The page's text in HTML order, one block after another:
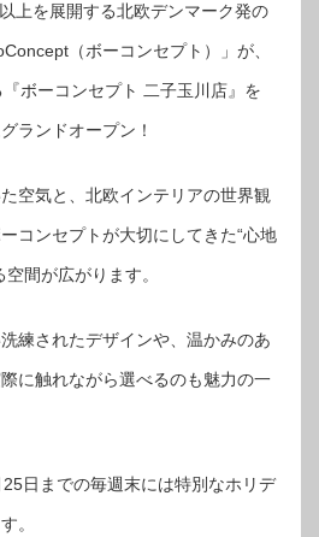
上を展開する北欧デンマーク発の
（ボーコンセプト）」が、
ボーコンセプト 二子玉川店』を
ランドオープン！
空気と、北欧インテリアの世界観
コンセプトが大切にしてきた“心地
間が広がります。
練されたデザインや、温かみのあ
に触れながら選べるのも魅力の一
日までの毎週末には特別なホリデ
。